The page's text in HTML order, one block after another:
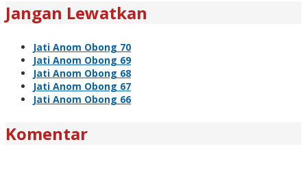
Jangan Lewatkan
Jati Anom Obong 70
Jati Anom Obong 69
Jati Anom Obong 68
Jati Anom Obong 67
Jati Anom Obong 66
Komentar